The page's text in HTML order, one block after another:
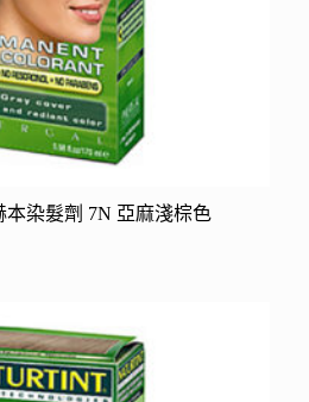
本染髮劑 7N 亞麻淺棕色